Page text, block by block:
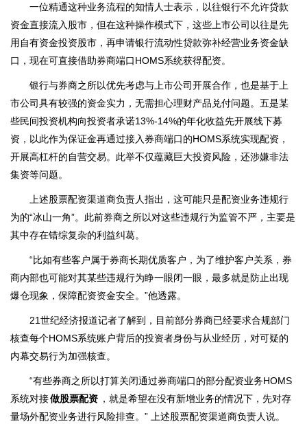
一位精通这种业务流程的知情人士表示，以往银行不允许贷款
资金直接流入股市，但在这种操作模式下，这些上市公司以往是先
用自有资金投资股市，再申请银行流动性贷款弥补经营业务资金缺
口，现在可直接借助券商端口HOMS系统获得配资。
银行与券商之所以优先考虑与上市公司开展合作，也是基于上
市公司具有较强的资金实力，无需担心理财产品兑付问题。五是某
些民间投资机构向投资者承诺13%-14%的年化收益先开展线下募
资，以此作为保证金再通过接入券商端口的HOMS系统实现配资，
开展高杠杆的自营交易。此举不仅蕴藏巨大投资风险，还涉嫌非法
集资等问题。
上述股票配资渠道商负责人指出，这可能只是配资业务违规行
为的“冰山一角”。此前券商之所以对这些违规行为监管不严，主要是
其中存在错综复杂的利益纠葛。
“比如有些客户属于券商长期优质客户，为了维护客户关系，券
商内部也可能对其某些违规行为睁一眼闭一眼，最多就是防止出现
爆仓现象，保障配资资金安全。”他透露。
21世纪经济报道记者了解到，目前部分券商已经要求合规部门
核查每个HOMS系统账户背后的投资者身份与从业经历，对可疑的
内幕交易行为加强核查。
“有些券商之所以打算关闭通过券商端口的部分配资业务HOMS
系统对接做股票配资 ，就是希望在没有新增业务的情况下，先对存
量场外配资业务进行风险排查。” 上述股票配资渠道商负责人说。